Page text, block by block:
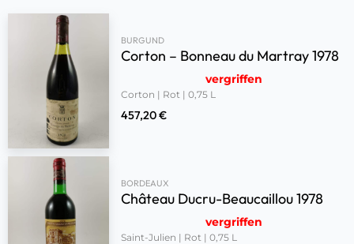
BURGUND
Corton – Bonneau du Martray 1978
vergriffen
Corton | Rot | 0,75 L
457,20€
BORDEAUX
Château Ducru-Beaucaillou 1978
vergriffen
Saint-Julien | Rot | 0,75 L